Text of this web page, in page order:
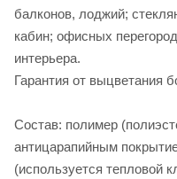
балконов, лоджий;
кабин; офисных
Гарантия от выцветания
Состав: полимер
антицарапийным
(используется тепловой